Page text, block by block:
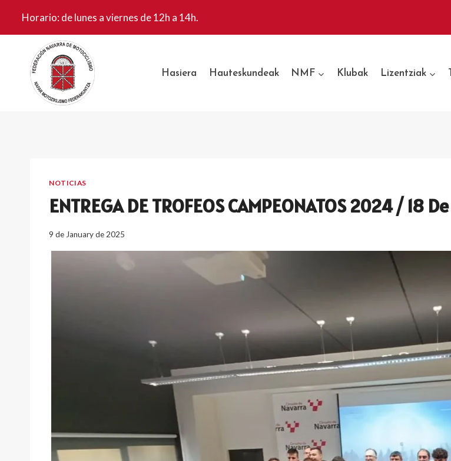
Horario: de lunes a viernes de 12h a 14h.
Hasiera Hauteskundeak NMF Klubak Lizentziak
NOTICIAS
ENTREGA DE TROFEOS CAMPEONATOS 2024 / 18
9 de January de 2025